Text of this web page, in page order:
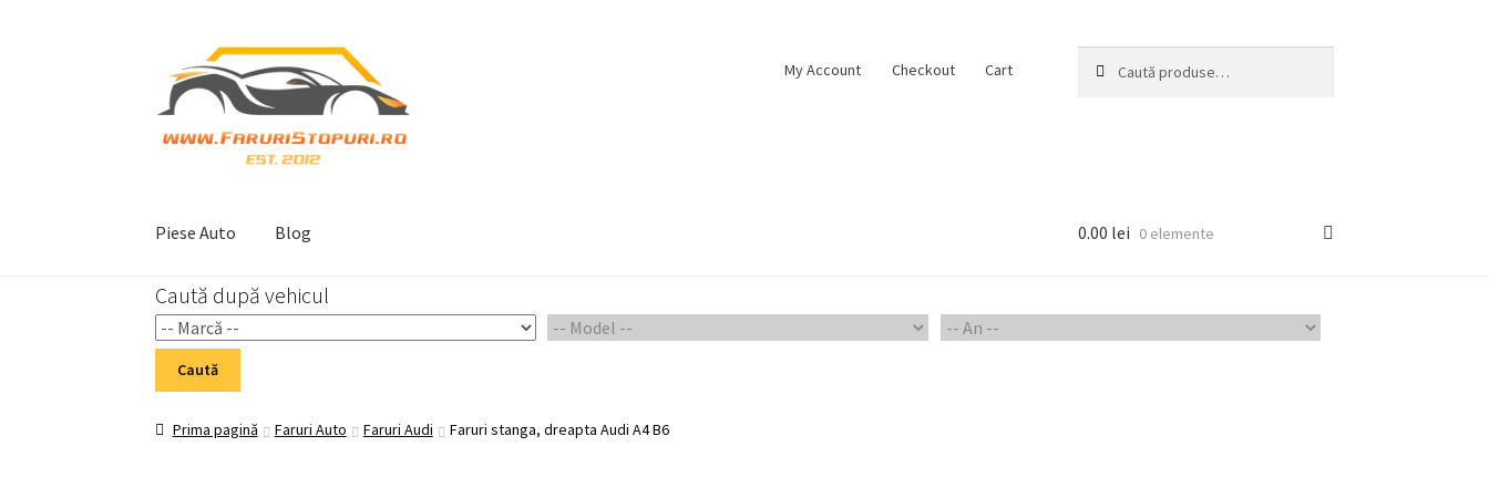
navigare
conținut
My Account Checkout Cart
după:
Piese Auto Blog
Prima paginăCart Checkout
0.00 lei 0 elemente
Caută după vehicul
Caută
Prima pagină Faruri Auto Faruri Audi Faruri stanga, dreapta Audi A4 B6